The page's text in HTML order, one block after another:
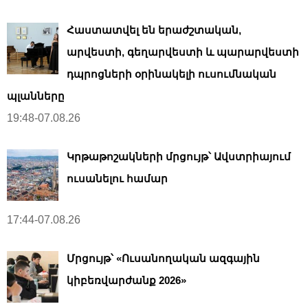
Հաստատվել են երաժշտական,
արվեստի, գեղարվեստի և պարարվեստի
դպրոցների օրինակելի ուսումնական
պլանները
19:48-07.08.26
Կրթաթոշակների մրցույթ՝ Ավստրիայում
ուսանելու համար
17:44-07.08.26
Մրցույթ՝ «Ուսանողական ազգային
կիբեռվարժանք 2026»